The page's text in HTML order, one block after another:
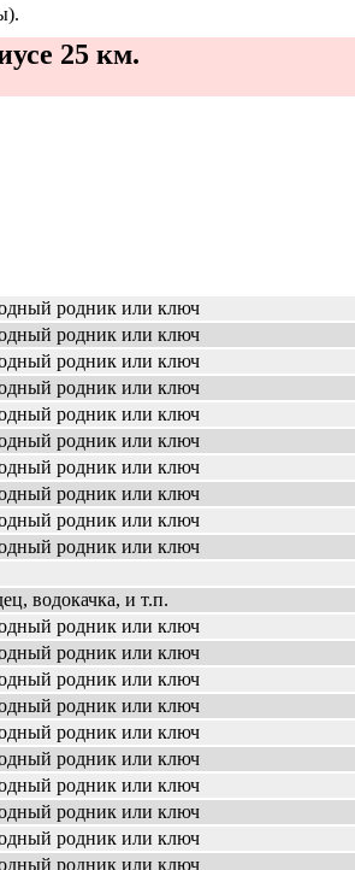
25 км.
родник или ключ
родник или ключ
родник или ключ
родник или ключ
родник или ключ
родник или ключ
родник или ключ
родник или ключ
родник или ключ
родник или ключ
водокачка, и т.п.
родник или ключ
родник или ключ
родник или ключ
родник или ключ
родник или ключ
родник или ключ
родник или ключ
родник или ключ
родник или ключ
родник или ключ